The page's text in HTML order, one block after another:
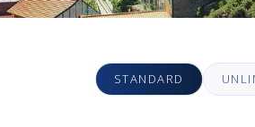
STANDARD